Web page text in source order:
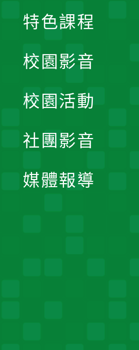
特色課程
校園影音
校園活動
社團影音
媒體報導